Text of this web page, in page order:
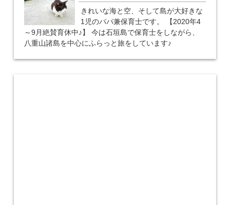
きれいな海と空、そして島が大好きな
1児のパパ兼保育士です。 【2020年4
～9月絶賛育休中♪】 今は石垣島で保育士をしながら、
八重山諸島を中心にふらっと旅をしています♪